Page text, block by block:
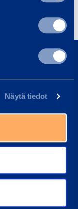
Näytä tiedot
frågorna